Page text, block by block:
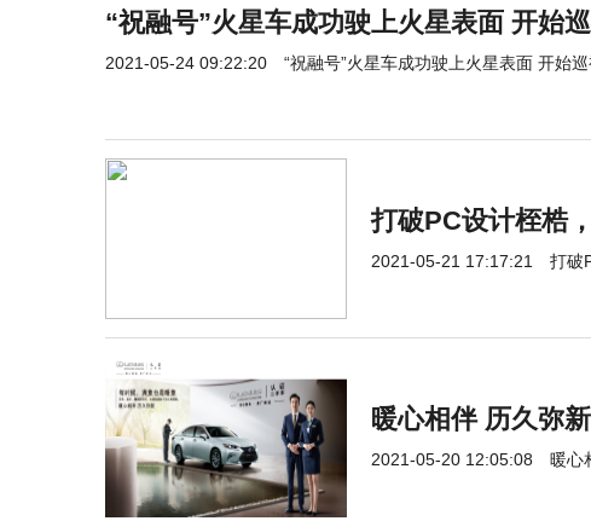
“祝融号”火星车成功驶上火星表面 开始
2021-05-24 09:22:20 “祝融号”火星车成功驶上火星表面 开始巡
打破PC设计桎梏
2021-05-21 17:17:21 打破
暖心相伴 历久弥
2021-05-20 12:05:08 暖心